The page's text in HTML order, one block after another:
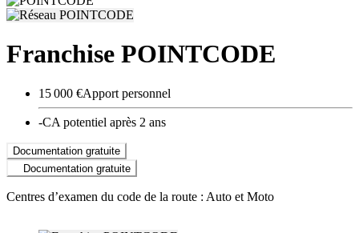
Franchise POINTCODE
15 000 €Apport personnel
-CA potentiel après 2 ans
Documentation gratuite
Documentation gratuite
Centres d’examen du code de la route : Auto et Moto